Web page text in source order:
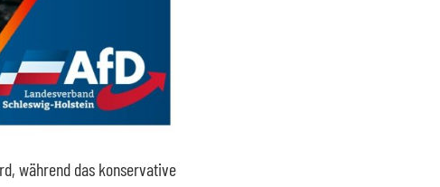
während das konservative